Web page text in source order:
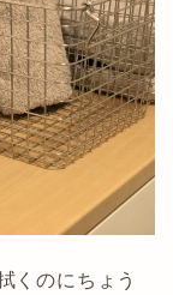
くのにちょう